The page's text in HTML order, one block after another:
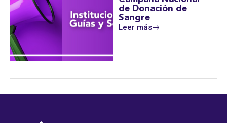
de Donación de
Sangre
Leer más